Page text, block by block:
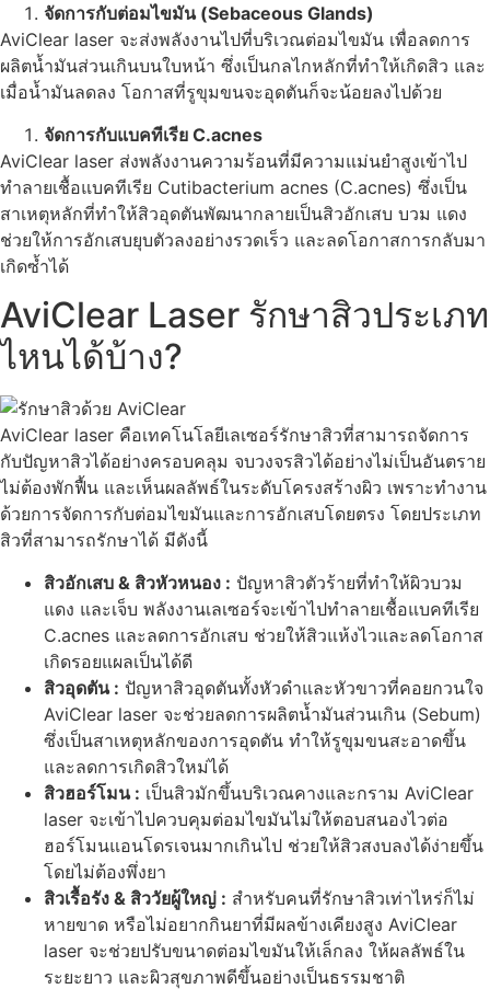
จัดการกับต่อมไขมัน (Sebaceous Glands)
AviClear laser จะส่งพลังงานไปที่บริเวณต่อมไขมัน เพื่อลดการ
ผลิตน้ำมันส่วนเกินบนใบหน้า ซึ่งเป็นกลไกหลักที่ทำให้เกิดสิว และ
เมื่อน้ำมันลดลง โอกาสที่รูขุมขนจะอุดตันก็จะน้อยลงไปด้วย
จัดการกับแบคทีเรีย C.acnes
AviClear laser ส่งพลังงานความร้อนที่มีความแม่นยำสูงเข้าไป
ทำลายเชื้อแบคทีเรีย Cutibacterium acnes (C.acnes) ซึ่งเป็น
สาเหตุหลักที่ทำให้สิวอุดตันพัฒนากลายเป็นสิวอักเสบ บวม แดง
ช่วยให้การอักเสบยุบตัวลงอย่างรวดเร็ว และลดโอกาสการกลับมา
เกิดซ้ำได้
AviClear Laser รักษาสิวประเภท
ไหนได้บ้าง?
AviClear laser คือเทคโนโลยีเลเซอร์รักษาสิวที่สามารถจัดการ
กับปัญหาสิวได้อย่างครอบคลุม จบวงจรสิวได้อย่างไม่เป็นอันตราย
ไม่ต้องพักฟื้น และเห็นผลลัพธ์ในระดับโครงสร้างผิว เพราะทำงาน
ด้วยการจัดการกับต่อมไขมันและการอักเสบโดยตรง โดยประเภท
สิวที่สามารถรักษาได้ มีดังนี้
สิวอักเสบ & สิวหัวหนอง : ปัญหาสิวตัวร้ายที่ทำให้ผิวบวม
แดง และเจ็บ พลังงานเลเซอร์จะเข้าไปทำลายเชื้อแบคทีเรีย
C.acnes และลดการอักเสบ ช่วยให้สิวแห้งไวและลดโอกาส
เกิดรอยแผลเป็นได้ดี
สิวอุดตัน : ปัญหาสิวอุดตันทั้งหัวดำและหัวขาวที่คอยกวนใจ
AviClear laser จะช่วยลดการผลิตน้ำมันส่วนเกิน (Sebum)
ซึ่งเป็นสาเหตุหลักของการอุดตัน ทำให้รูขุมขนสะอาดขึ้น
และลดการเกิดสิวใหม่ได้
สิวฮอร์โมน : เป็นสิวมักขึ้นบริเวณคางและกราม AviClear
laser จะเข้าไปควบคุมต่อมไขมันไม่ให้ตอบสนองไวต่อ
ฮอร์โมนแอนโดรเจนมากเกินไป ช่วยให้สิวสงบลงได้ง่ายขึ้น
โดยไม่ต้องพึ่งยา
สิวเรื้อรัง & สิววัยผู้ใหญ่ : สำหรับคนที่รักษาสิวเท่าไหร่ก็ไม่
หายขาด หรือไม่อยากกินยาที่มีผลข้างเคียงสูง AviClear
laser จะช่วยปรับขนาดต่อมไขมันให้เล็กลง ให้ผลลัพธ์ใน
ระยะยาว และผิวสุขภาพดีขึ้นอย่างเป็นธรรมชาติ